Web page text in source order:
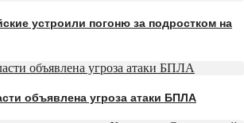
устроили погоню за подростком на
объявлена угроза атаки БПЛА